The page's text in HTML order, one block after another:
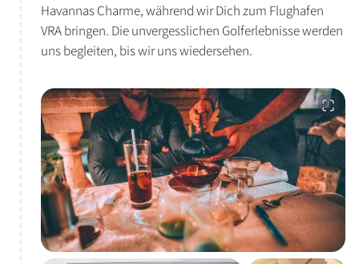
Havannas Charme, während wir Dich zum Flughafen
VRA bringen. Die unvergesslichen Golferlebnisse werden
uns begleiten, bis wir uns wiedersehen.